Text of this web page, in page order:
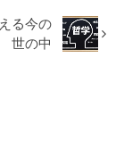
る今の
世の中